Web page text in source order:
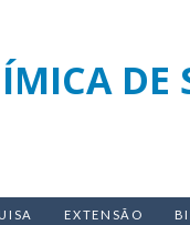
DE
EXTENSÃO